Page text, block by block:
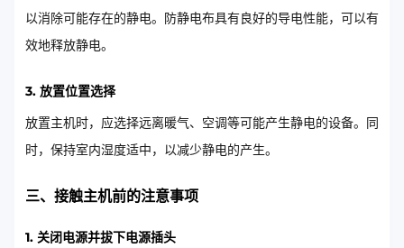
以消除可能存在的静电。防静电布具有良好的导电性能，可以有
效地释放静电。
3. 放置位置选择
放置主机时，应选择远离暖气、空调等可能产生静电的设备。同
时，保持室内湿度适中，以减少静电的产生。
三、接触主机前的注意事项
1. 关闭电源并拔下电源插头